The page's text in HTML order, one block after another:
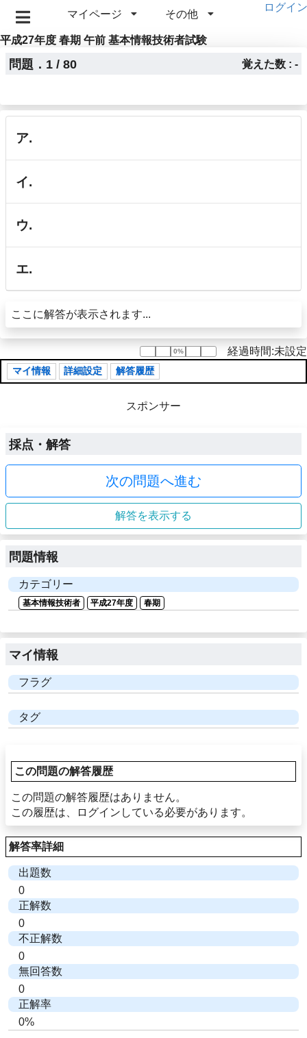
マイページ その他
ログイン
平成27年度 春期 午前 基本情報技術者試験
問題．1 / 80 覚えた数 : -
ア.
イ.
ウ.
エ.
ここに解答が表示されます...
0%
0% 経過時間:未設定
マイ情報 詳細設定 解答履歴
スポンサー
採点・解答
次の問題へ進む
解答を表示する
問題情報
カテゴリー
基本情報技術者 平成27年度 春期
マイ情報
フラグ
タグ
この問題の解答履歴
この問題の解答履歴はありません。
この履歴は、ログインしている必要があります。
解答率詳細
出題数
0
正解数
0
不正解数
0
無回答数
0
正解率
0%